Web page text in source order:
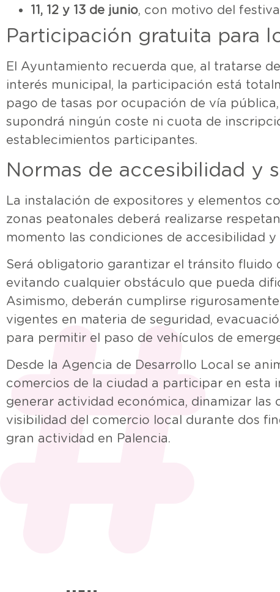
11, 12 y 13 de junio, con motivo del
Participación gratuita para
El Ayuntamiento recuerda que, al tratarse
interés municipal, la participación está
pago de tasas por ocupación de vía
supondrá ningún coste ni cuota de
establecimientos participantes.
Normas de accesibilidad y
La instalación de expositores y elementos
zonas peatonales deberá realizarse
momento las condiciones de accesibilidad y
Será obligatorio garantizar el tránsito fluido
evitando cualquier obstáculo que pueda
Asimismo, deberán cumplirse
vigentes en materia de seguridad,
para permitir el paso de vehículos de
Desde la Agencia de Desarrollo Local se
comercios de la ciudad a participar en esta
generar actividad económica, dinamizar las
visibilidad del comercio local durante dos
gran actividad en Palencia.